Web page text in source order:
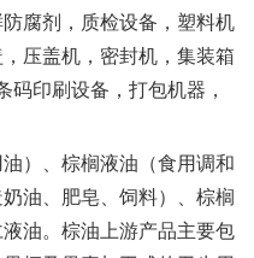
腐剂，质检设备，塑料机
压盖机，密封机，集装箱
印刷设备，打包机器，
）、棕榈液油（食用调和
油、肥皂、饲料）、棕榈
油。棕油上游产品主要包